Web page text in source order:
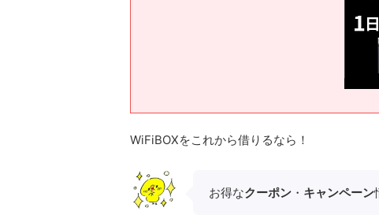
WiFiBOXをこれから借りるなら！
お得なクーポン ・ キャンペーン